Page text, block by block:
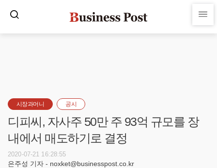
시장과머니 공시
디피씨, 자사주 50만 주 93억 규모를 장
내에서 매도하기로 결정
2020-07-21 16:28:55
은주성 기자 - noxket@businesspost.co.kr